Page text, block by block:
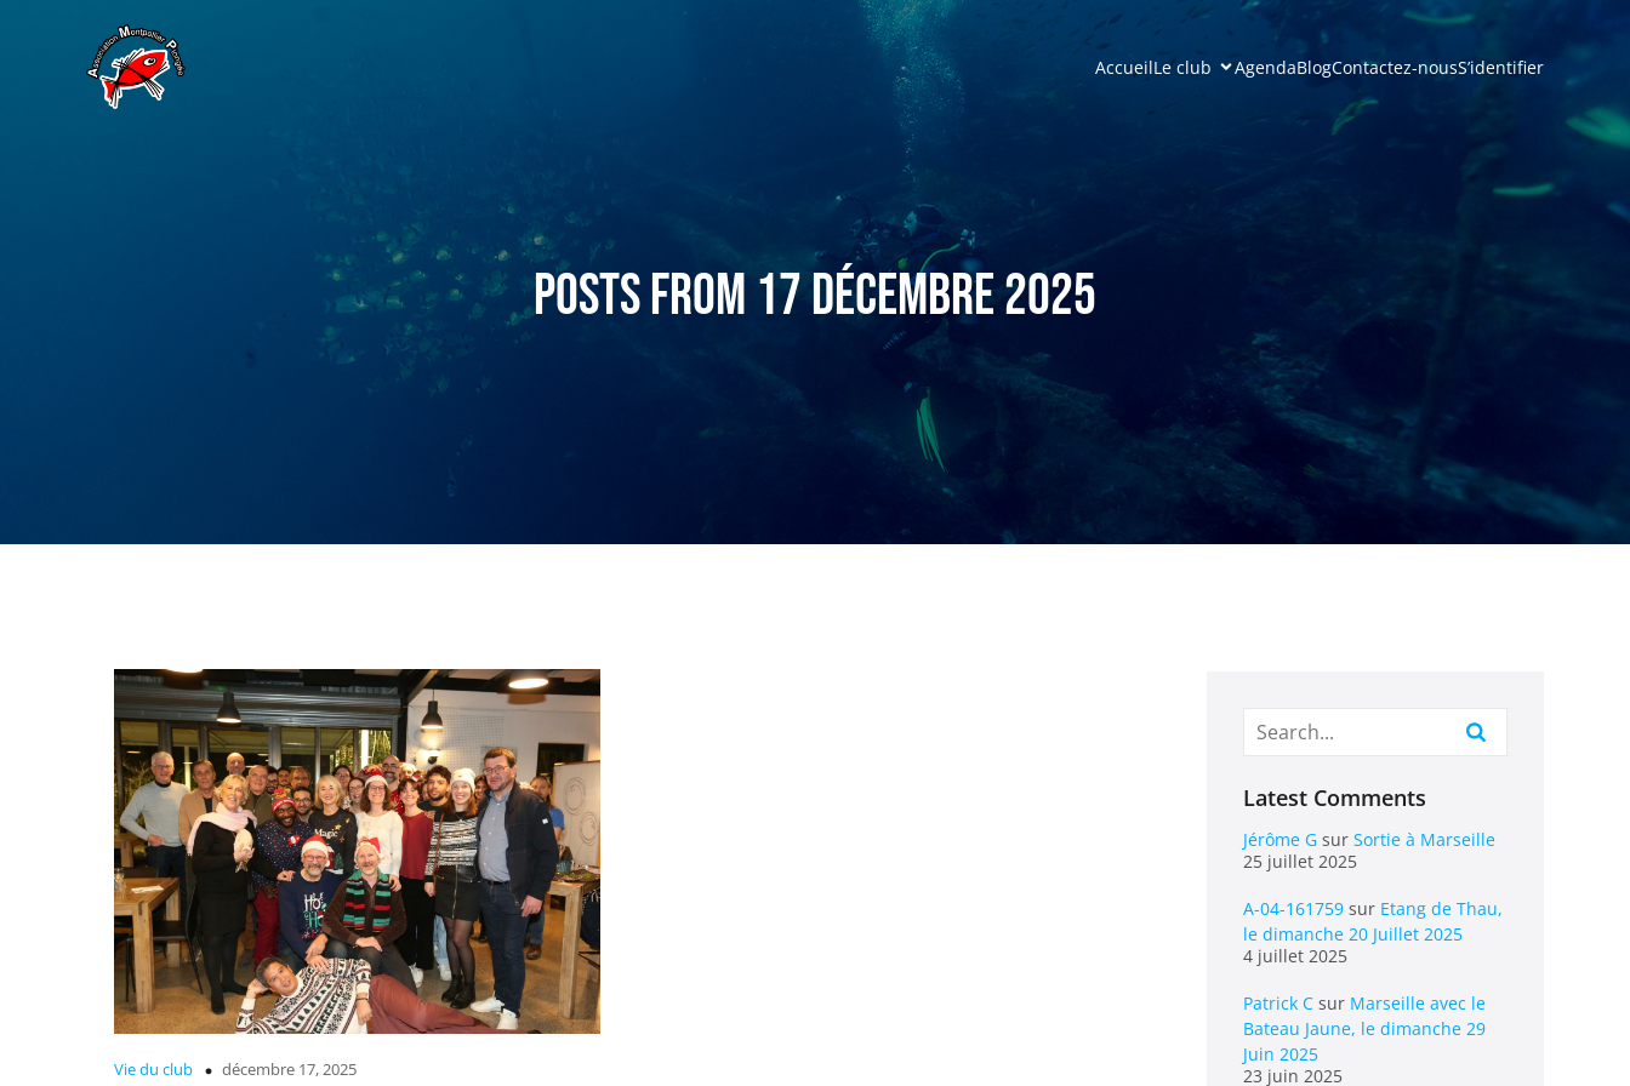
AccueilLe club AgendaBlogContactez-nousS’identifier
Posts from 17 décembre 2025
Vie du club décembre 17, 2025
Latest Comments
Jérôme G sur Sortie à Marseille
25 juillet 2025
A-04-161759 sur Etang de Thau,
le dimanche 20 Juillet 2025
4 juillet 2025
Patrick C sur Marseille avec le
Bateau Jaune, le dimanche 29
Juin 2025
23 juin 2025